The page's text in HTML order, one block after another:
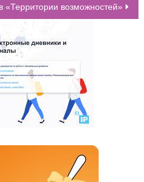
«Территории возможностей»